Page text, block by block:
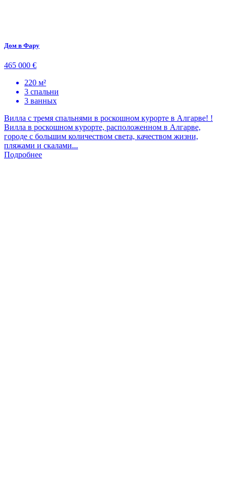
Дом в Фару
465 000 €
220 м²
3 спальни
3 ванных
Вилла с тремя спальнями в роскошном курорте в Алгарве! !
Вилла в роскошном курорте, расположенном в Алгарве,
городе с большим количеством света, качеством жизни,
пляжами и скалами...
Подробнее